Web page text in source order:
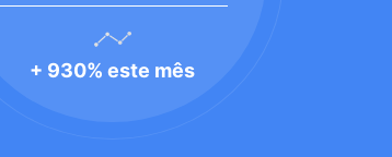
+ 930% este mês